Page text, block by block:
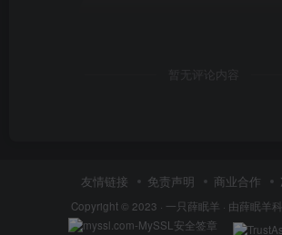
暂无评论内容
友情链接 免责声明 商业合作
Copyright © 2023 · 一只薛眠羊 · 由薛眠羊